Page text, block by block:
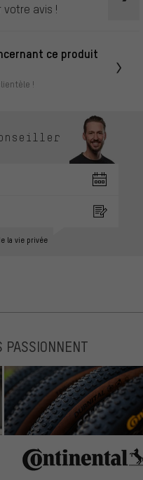
votre avis !
ce produit
!
la vie privée
PASSIONNENT